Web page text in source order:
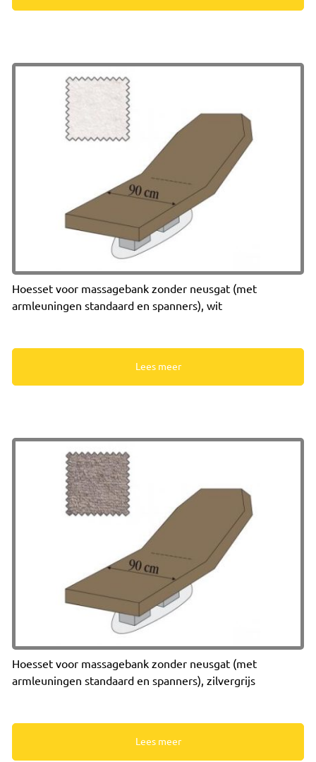
Hoesset voor massagebank zonder neusgat (met
armleuningen standaard en spanners), wit
Lees meer
Hoesset voor massagebank zonder neusgat (met
armleuningen standaard en spanners), zilvergrijs
Lees meer